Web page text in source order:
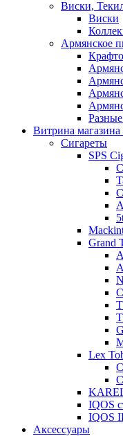
Виски,
Виски
Армянское
Витрина магазина
Cигареты
SPS
Grand
Lex
IQOS
IQOS
Аксессуары